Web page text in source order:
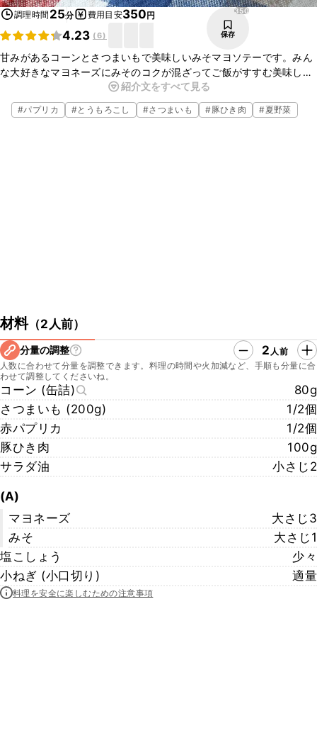
調理時間 25分 費用目安350円
4.23 (6)
350
保存
甘みがあるコーンとさつまいもで美味しいみそマヨソテーです。みん
な大好きなマヨネーズにみそのコクが混ざってご飯がすすむ美味しい
おかずですよ。辛いのがお好みの方は、七味を入れていただくとピリ
辛でおすすめです。
紹介文をすべて見る
#パプリカ #とうもろこし #さつまいも #豚ひき肉 #夏野菜
材料（2人前）
分量の調整 2 人前
人数に合わせて分量を調整できます。料理の時間や火加減など、手順も分量に合
わせて調整してくださいね。
コーン (缶詰)
80g
さつまいも (200g)
1/2個
赤パプリカ
1/2個
豚ひき肉
100g
サラダ油
小さじ2
(A)
マヨネーズ
大さじ3
みそ
大さじ1
塩こしょう
少々
小ねぎ (小口切り)
適量
料理を安全に楽しむための注意事項